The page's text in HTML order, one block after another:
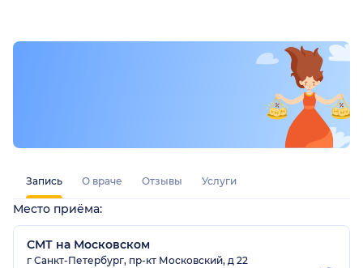
Запись О враче Отзывы Услуги
Место приёма:
СМТ на Московском
г Санкт-Петербург, пр-кт Московский, д 22